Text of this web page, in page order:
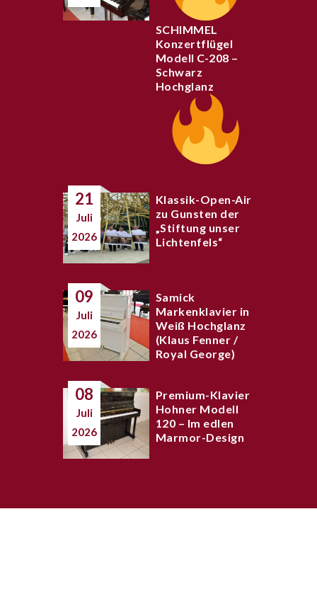
SCHIMMEL
Konzertflügel
Modell C-208 –
Schwarz
Hochglanz
21
Juli
2026
Klassik-Open-Air
zu Gunsten der
„Stiftung unser
Lichtenfels“
09
Juli
2026
Samick
Markenklavier in
Weiß Hochglanz
(Klaus Fenner /
Royal George)
08
Juli
2026
Premium-Klavier
Hohner Modell
120 – Im edlen
Marmor-Design